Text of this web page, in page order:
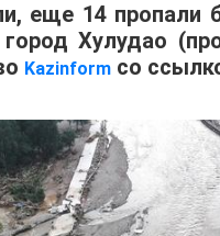
еще 14 пропали
Хулудао
Kazinform со